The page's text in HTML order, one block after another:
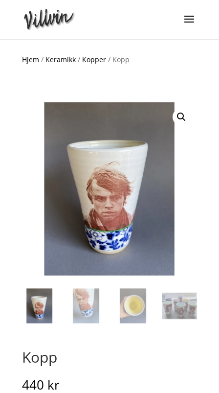
Hjem / Keramikk/ Kopper/ Kopp
Kopp
440 kr